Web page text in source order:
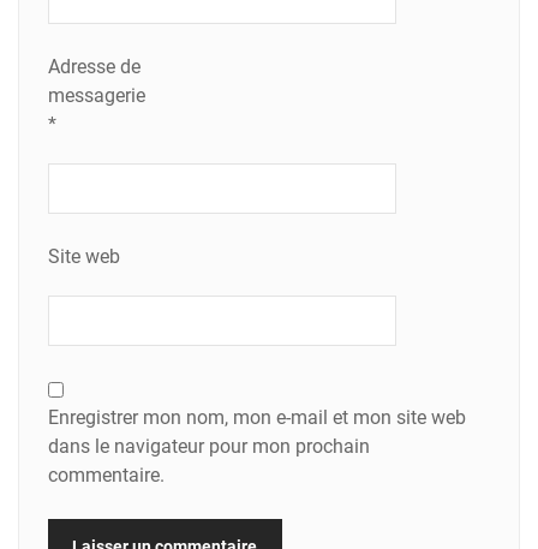
Adresse de
messagerie
*
Site web
Enregistrer mon nom, mon e-mail et mon site web
dans le navigateur pour mon prochain
commentaire.